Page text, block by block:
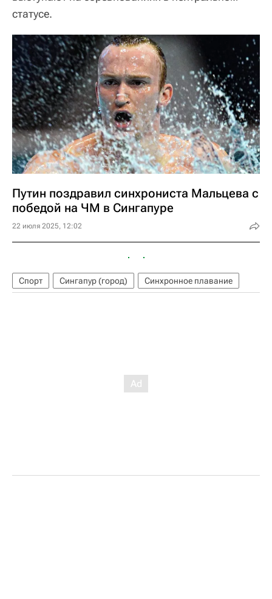
статусе.
Путин поздравил синхрониста Мальцева с
победой на ЧМ в Сингапуре
22 июля 2025, 12:02
Спорт Сингапур (город) Синхронное плавание